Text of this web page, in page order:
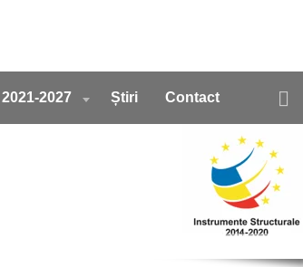
2027 Știri Contact